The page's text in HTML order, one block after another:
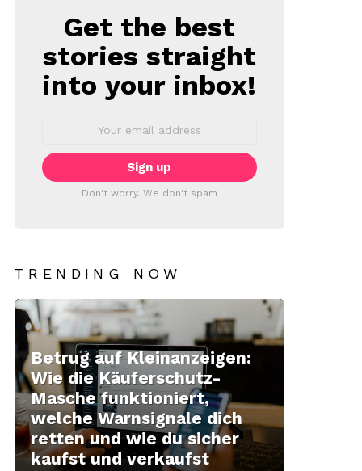
NEWSLETTER
Get the best
stories straight
into your inbox!
Don't worry. We don't spam
TRENDING NOW
Betrug auf Kleinanzeigen:
Wie die Käuferschutz-
Masche funktioniert,
welche Warnsignale dich
retten und wie du sicher
kaufst und verkaufst